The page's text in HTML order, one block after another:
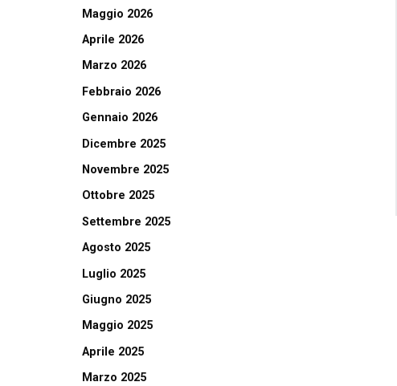
Maggio 2026
Aprile 2026
Marzo 2026
Febbraio 2026
Gennaio 2026
Dicembre 2025
Novembre 2025
Ottobre 2025
Settembre 2025
Agosto 2025
Luglio 2025
Giugno 2025
Maggio 2025
Aprile 2025
Marzo 2025